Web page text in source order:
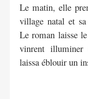
Le matin, elle
village natal et
Le roman laisse
vinrent illuminer
laissa éblouir un